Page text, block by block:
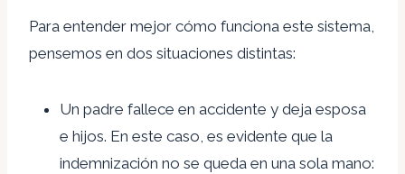
Para entender mejor cómo funciona este sistema,
pensemos en dos situaciones distintas:
Un padre fallece en accidente y deja esposa
e hijos. En este caso, es evidente que la
indemnización no se queda en una sola mano: